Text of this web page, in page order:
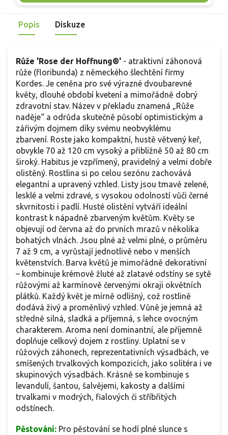
postupně vybarvují do sytě červených odstínů. Vůně je
jemná až středně silná, sladká s lehce ovocným nádechem.
Skvěle se hodí do růžových záhonů, veřejné zeleně i
smíšených trvalkových výsadeb, kde zaujme dlouhým
Popis Diskuze
Růže 'Rose der Hoffnung®' - atraktivní záhonová
růže (floribunda) z německého šlechtění firmy
Kordes. Je ceněna pro své výrazné dvoubarevné
květy, dlouhé období kvetení a mimořádně dobrý
zdravotní stav. Název v překladu znamená „Růže
naděje“ a odrůda skutečně působí optimistickým a
zářivým dojmem díky svému neobvyklému
zbarvení. Roste jako kompaktní, hustě větvený keř,
obvykle 70 až 120 cm vysoký a přibližně 50 až 80 cm
široký. Habitus je vzpřímený, pravidelný a velmi dobře
olistěný. Rostlina si po celou sezónu zachovává
elegantní a upravený vzhled. Listy jsou tmavě zelené,
lesklé a velmi zdravé, s vysokou odolností vůči černé
skvrnitosti i padlí. Husté olistění vytváří ideální
kontrast k nápadně zbarveným květům. Květy se
objevují od června až do prvních mrazů v několika
bohatých vlnách. Jsou plné až velmi plné, o průměru
7 až 9 cm, a vyrůstají jednotlivě nebo v menších
květenstvích. Barva květů je mimořádně dekorativní
– kombinuje krémově žluté až zlatavé odstíny se sytě
růžovými až karmínově červenými okraji okvětních
plátků. Každý květ je mírně odlišný, což rostlině
dodává živý a proměnlivý vzhled. Vůně je jemná až
středně silná, sladká a příjemná, s lehce ovocným
charakterem. Aroma není dominantní, ale příjemně
doplňuje celkový dojem z rostliny. Uplatní se v
růžových záhonech, reprezentativních výsadbách, ve
smíšených trvalkových kompozicích, jako solitéra i ve
skupinových výsadbách. Krásně se kombinuje s
levandulí, šantou, šalvějemi, kakosty a dalšími
trvalkami v modrých, fialových či stříbřitých
odstínech.
Pěstování: Pro pěstování se hodí plné slunce s